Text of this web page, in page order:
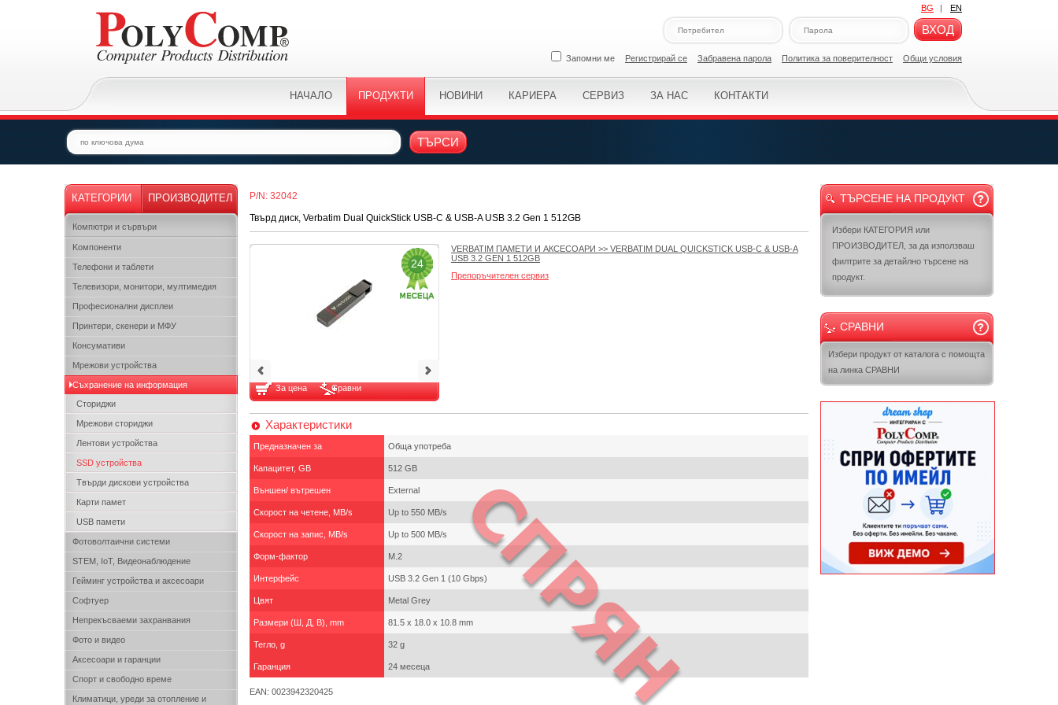
BG | EN
ВХОД
Запомни ме Регистрирай се Забравена парола Политикa за поверителност Общи условия
НАЧАЛО ПРОДУКТИ НОВИНИ КАРИЕРА СЕРВИЗ ЗА НАС КОНТАКТИ
ТЪРСИ
КАТЕГОРИИ ПРОИЗВОДИТЕЛ
Компютри и сървъри
Kомпоненти
Телефони и таблети
Телевизори, монитори, мултимедия
Професионални дисплеи
Принтери, скенери и МФУ
Консумативи
Мрежови устройства
Съхранение на информация
Сториджи
Мрежови сториджи
Лентови устройства
SSD устройства
Твърди дискови устройства
Карти памет
USB памети
Фотоволтаични системи
STEM, IoT, Видеонаблюдение
Гейминг устройства и аксесоари
Софтуер
Непрекъсваеми захранвания
Фото и видео
Аксесоари и гаранции
Спорт и свободно време
Климатици, уреди за отопление и
P/N: 32042
Твърд диск, Verbatim Dual QuickStick USB-C & USB-A USB 3.2 Gen 1 512GB
24
За цена Сравни
VERBATIM ПАМЕТИ И АКСЕСОАРИ >> VERBATIM DUAL QUICKSTICK USB-C & USB-A
USB 3.2 GEN 1 512GB
Препоръчителен сервиз
Характеристики
Предназначен за Обща употреба
Капацитет, GB 512 GB
Външен/ вътрешен External
Скорост на четене, MB/s Up to 550 MB/s
Скорост на запис, MB/s Up to 500 MB/s
Форм-фактор M.2
Интерфейс USB 3.2 Gen 1 (10 Gbps)
Цвят Metal Grey
Размери (Ш, Д, В), mm 81.5 x 18.0 x 10.8 mm
Тегло, g 32 g
Гаранция 24 месеца
EAN: 0023942320425
ТЪРСЕНЕ НА ПРОДУКТ
Избери КАТЕГОРИЯ или
ПРОИЗВОДИТЕЛ, за да използваш
филтрите за детайлно търсене на
продукт.
СРАВНИ
Избери продукт от каталога с помощта
на линка СРАВНИ